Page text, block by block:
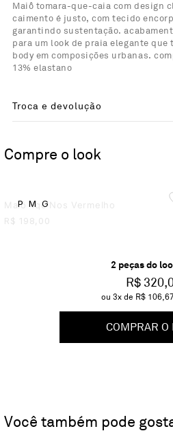
Maiô tomara-que-caia com design
caimento é justo, com tecido
garantindo sustentação.
para um look de praia elegante que
body em composições urbanas.
13% elastano
Troca e devolução
Compre o look
Maiô Tqc Nos Vermelho
R$ 198,00
P M G
2 peçasdo
R$
ou 3x de R$ 106,67
COMPRAR O
Você também pode